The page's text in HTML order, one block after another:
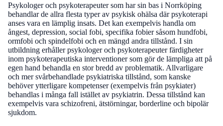
Psykologer och psykoterapeuter som har sin bas i Norrköping
behandlar de allra flesta typer av psykisk ohälsa där psykoterapi
anses vara en lämplig insats. Det kan exempelvis handla om
ångest, depression, social fobi, specifika fobier såsom hundfobi,
ormfobi och spindelfobi och en mängd andra tillstånd. I sin
utbildning erhåller psykologer och psykoterapeuter färdigheter
inom psykoterapeutiska interventioner som gör de lämpliga att på
egen hand behandla en stor bredd av problematik. Allvarligare
och mer svårbehandlade psykiatriska tillstånd, som kanske
behöver ytterligare kompetenser (exempelvis från psykiater)
behandlas i många fall istället av psykiatrin. Dessa tillstånd kan
exempelvis vara schizofreni, ätstörningar, borderline och bipolär
sjukdom.